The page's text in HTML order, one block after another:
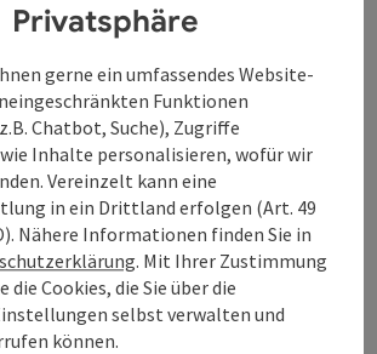
Privatsphäre
gerne ein umfassendes Website-
Funktionen
Chatbot, Suche), Zugriffe
Inhalte personalisieren, wofür wir
Vereinzelt kann eine
in ein Drittland erfolgen (Art. 49
Nähere Informationen finden Sie in
. Mit Ihrer Zustimmung
die Cookies, die Sie über die
selbst verwalten und
können.